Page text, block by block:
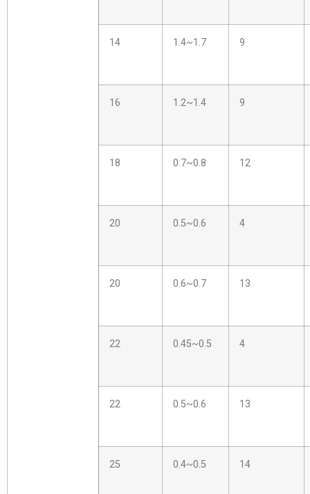
14 1.4~1.7 9
16 1.2~1.4 9
18 0.7~0.8 12
20 0.5~0.6 4
20 0.6~0.7 13
22 0.45~0.5 4
22 0.5~0.6 13
25 0.4~0.5 14